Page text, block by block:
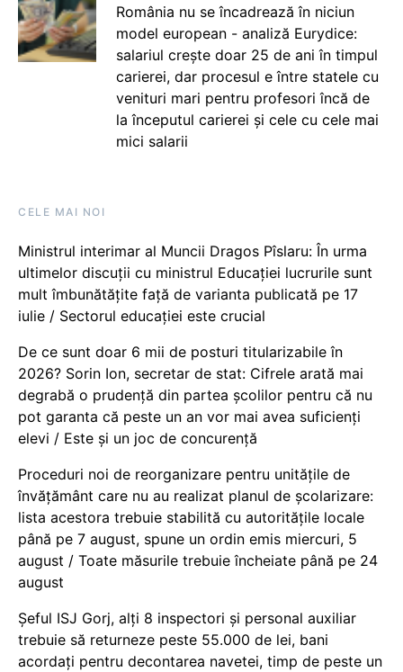
România nu se încadrează în niciun
model european - analiză Eurydice:
salariul crește doar 25 de ani în timpul
carierei, dar procesul e între statele cu
venituri mari pentru profesori încă de
la începutul carierei și cele cu cele mai
mici salarii
CELE MAI NOI
Ministrul interimar al Muncii Dragos Pîslaru: În urma
ultimelor discuții cu ministrul Educației lucrurile sunt
mult îmbunătățite față de varianta publicată pe 17
iulie / Sectorul educației este crucial
De ce sunt doar 6 mii de posturi titularizabile în
2026? Sorin Ion, secretar de stat: Cifrele arată mai
degrabă o prudență din partea școlilor pentru că nu
pot garanta că peste un an vor mai avea suficienți
elevi / Este și un joc de concurență
Proceduri noi de reorganizare pentru unitățile de
învățământ care nu au realizat planul de școlarizare:
lista acestora trebuie stabilită cu autoritățile locale
până pe 7 august, spune un ordin emis miercuri, 5
august / Toate măsurile trebuie încheiate până pe 24
august
Șeful ISJ Gorj, alți 8 inspectori și personal auxiliar
trebuie să returneze peste 55.000 de lei, bani
acordați pentru decontarea navetei, timp de peste un